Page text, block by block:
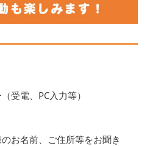
受電、PC入力等）
お名前、ご住所等をお聞き